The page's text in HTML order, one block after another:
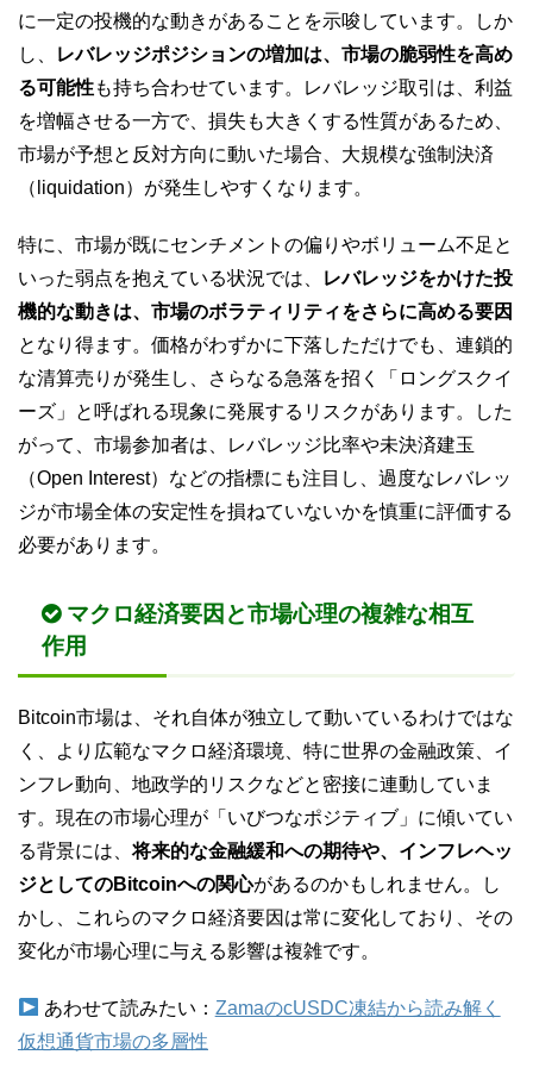
に一定の投機的な動きがあることを示唆しています。しか
し、
レバレッジポジションの増加は、市場の脆弱性を高め
る可能性も持ち合わせています。レバレッジ取引は、利益
を増幅させる一方で、損失も大きくする性質があるため、
市場が予想と反対方向に動いた場合、大規模な強制決済
（liquidation）が発生しやすくなります。
特に、市場が既にセンチメントの偏りやボリューム不足と
いった弱点を抱えている状況では、
レバレッジをかけた投
機的な動きは、市場のボラティリティをさらに高める要因
となり得ます。価格がわずかに下落しただけでも、連鎖的
な清算売りが発生し、さらなる急落を招く「ロングスクイ
ーズ」と呼ばれる現象に発展するリスクがあります。した
がって、市場参加者は、レバレッジ比率や未決済建玉
（Open Interest）などの指標にも注目し、過度なレバレッ
ジが市場全体の安定性を損ねていないかを慎重に評価する
必要があります。
マクロ経済要因と市場心理の複雑な相互
作用
Bitcoin市場は、それ自体が独立して動いているわけではな
く、より広範なマクロ経済環境、特に世界の金融政策、イ
ンフレ動向、地政学的リスクなどと密接に連動していま
す。現在の市場心理が「いびつなポジティブ」に傾いてい
る背景には、将来的な金融緩和への期待や、インフレヘッ
ジとしてのBitcoinへの関心があるのかもしれません。し
かし、これらのマクロ経済要因は常に変化しており、その
変化が市場心理に与える影響は複雑です。
あわせて読みたい： ZamaのcUSDC凍結から読み解く
仮想通貨市場の多層性